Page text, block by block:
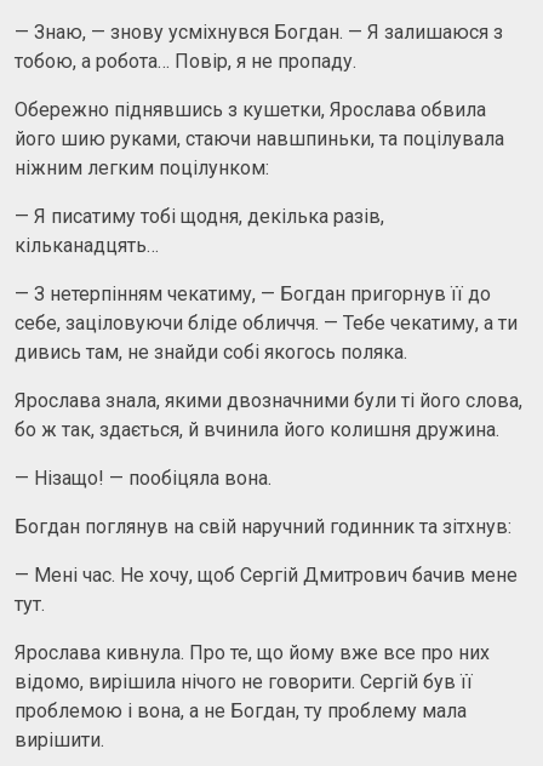
— Знаю, — знову усміхнувся Богдан. — Я залишаюся з
тобою, а робота… Повір, я не пропаду.
Обережно піднявшись з кушетки, Ярослава обвила
його шию руками, стаючи навшпиньки, та поцілувала
ніжним легким поцілунком:
— Я писатиму тобі щодня, декілька разів,
кільканадцять…
— З нетерпінням чекатиму, — Богдан пригорнув її до
себе, заціловуючи бліде обличчя. — Тебе чекатиму, а ти
дивись там, не знайди собі якогось поляка.
Ярослава знала, якими двозначними були ті його слова,
бо ж так, здається, й вчинила його колишня дружина.
— Нізащо! — пообіцяла вона.
Богдан поглянув на свій наручний годинник та зітхнув:
— Мені час. Не хочу, щоб Сергій Дмитрович бачив мене
тут.
Ярослава кивнула. Про те, що йому вже все про них
відомо, вирішила нічого не говорити. Сергій був її
проблемою і вона, а не Богдан, ту проблему мала
вирішити.